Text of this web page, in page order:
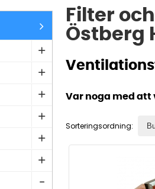
Filter
Östberg
Var noga med
Sorteringsordning: